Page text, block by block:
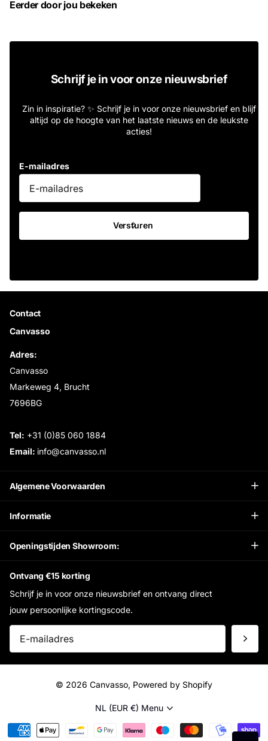
Eerder door jou bekeken
Schrijf je in voor onze nieuwsbrief
Zin in inspiratie? ✨ Schrijf je in voor onze nieuwsbrief en blijf
altijd op de hoogte van het laatste nieuws en de leukste
acties!
E-mailadres
Versturen
Algemene Voorwaarden
Informatie
Openingstijden Showroom:
Contact
Canvasso
Adres:
Canvasso
Markeweg 4, Brucht
7696BG
Tel: +31 (0)85 060 1884
Email: info@canvasso.nl
Ontvang €15 korting
Schrijf je in voor onze nieuwsbrief en ontvang direct
jouw persoonlijke kortingscode.
© 2026 Canvasso, Powered by Shopify
NL (EUR €) Menu